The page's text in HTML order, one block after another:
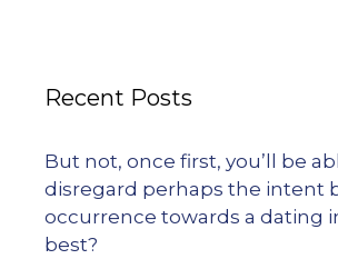
Recent Posts
But not, once first, you’ll be
disregard perhaps the intent
occurrence towards a dating
best?